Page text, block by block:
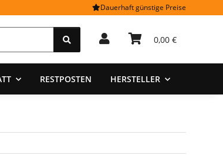
Dauerhaft günstige Preise
0,00 €
RESTPOSTEN HERSTELLER